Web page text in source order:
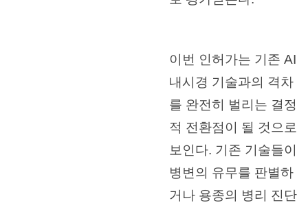
이번 인허가는 기존 AI
내시경 기술과의 격차
를 완전히 벌리는 결정
적 전환점이 될 것으로
보인다. 기존 기술들이
병변의 유무를 판별하
거나 용종의 병리 진단